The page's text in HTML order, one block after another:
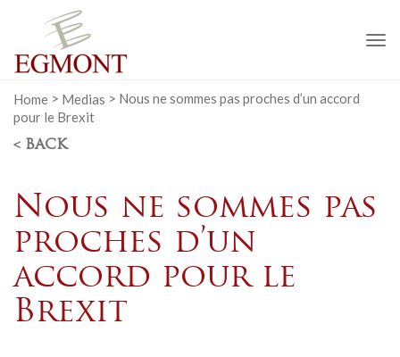
Home > Medias > Nous ne sommes pas proches d’un accord
pour le Brexit
< BACK
Nous ne sommes pas
proches d’un
accord pour le
Brexit